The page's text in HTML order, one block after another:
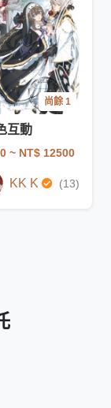
尚餘 1
互動
~ NT$ 12500
KK K (13)